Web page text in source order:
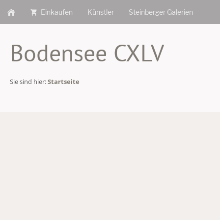
Einkaufen Künstler Steinberger Galerien
Bodensee CXLV
Sie sind hier:Startseite